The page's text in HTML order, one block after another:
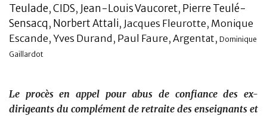
Teulade, CIDS, Jean-Louis Vaucoret, Pierre Teulé-
Sensacq, Norbert Attali, Jacques Fleurotte, Monique
Escande, Yves Durand , Paul Faure, Argentat, Dominique
Gaillardot
Le procès en appel pour abus de confiance des ex-
dirigeants du complément de retraite des enseignants et